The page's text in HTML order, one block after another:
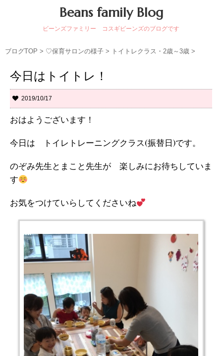
Beans family Blog
ビーンズファミリー コスギビーンズのブログです
ブログTOP > ♡保育サロンの様子 > トイトレクラス・2歳～3歳 >
今日はトイトレ！
2019/10/17
おはようございます！
今日は トイレトレーニングクラス(振替日)です。
のぞみ先生とまこと先生が 楽しみにお待ちしていま
す
お気をつけていらしてくださいね